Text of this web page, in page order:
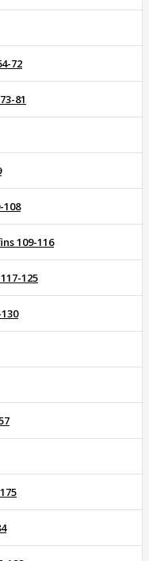
72
81
108
109-116
125